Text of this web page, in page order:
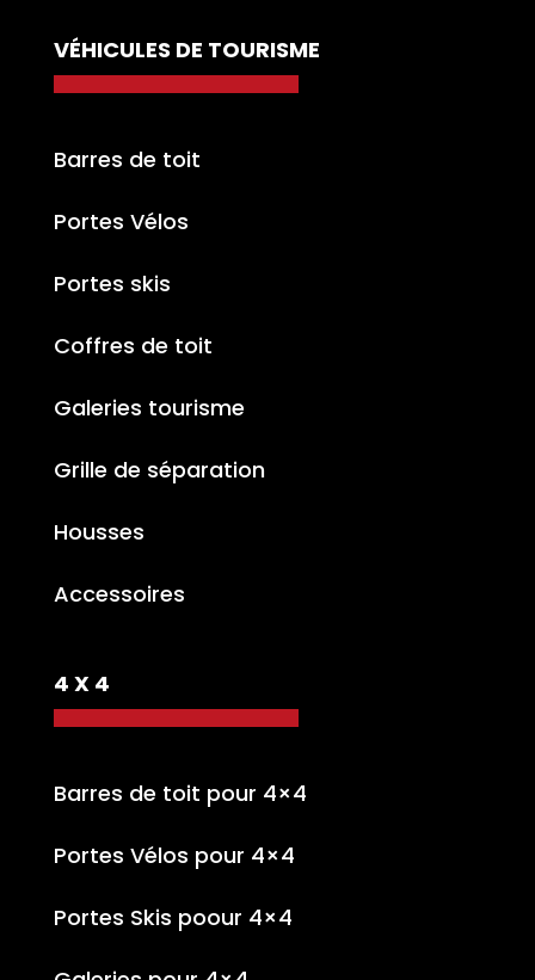
VÉHICULES DE TOURISME
Barres de toit
Portes Vélos
Portes skis
Coffres de toit
Galeries tourisme
Grille de séparation
Housses
Accessoires
4 X 4
Barres de toit pour 4×4
Portes Vélos pour 4×4
Portes Skis poour 4×4